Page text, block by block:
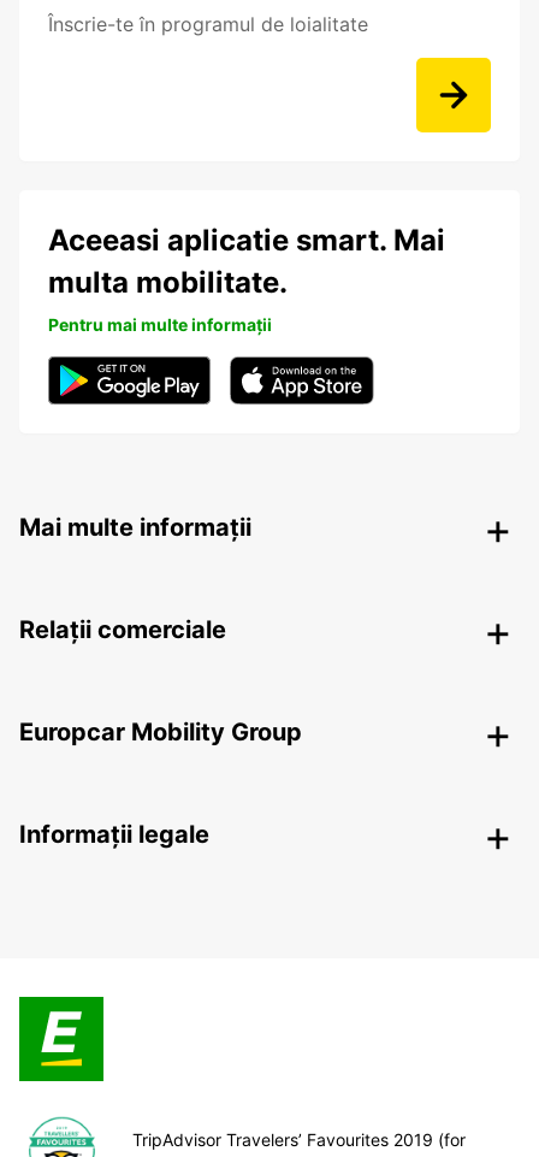
Înscrie-te în programul de loialitate
Aceeasi aplicatie smart. Mai
multa mobilitate.
Pentru mai multe informații
Mai multe informații
Relații comerciale
Europcar Mobility Group
Informații legale
TripAdvisor Travelers’ Favourites 2019 (for